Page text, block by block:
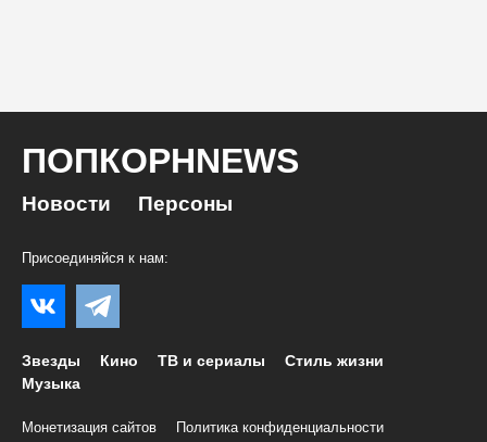
ПОПКОРНNEWS
Новости Персоны
Присоединяйся к нам:
Звезды Кино ТВ и сериалы
Стиль жизни
Музыка
Монетизация сайтов
Политика конфиденциальности